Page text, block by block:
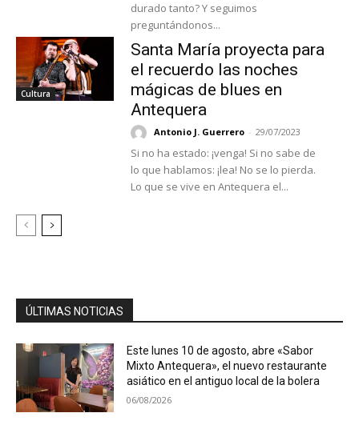
durado tanto? Y seguimos
preguntándonos...
Cultura
Santa María proyecta para
el recuerdo las noches
mágicas de blues en
Antequera
Antonio J. Guerrero - 29/07/2023
Si no ha estado: ¡venga! Si no sabe de
lo que hablamos: ¡lea! No se lo pierda.
Lo que se vive en Antequera el...
ÚLTIMAS NOTICIAS
Este lunes 10 de agosto, abre «Sabor
Mixto Antequera», el nuevo restaurante
asiático en el antiguo local de la bolera
06/08/2026